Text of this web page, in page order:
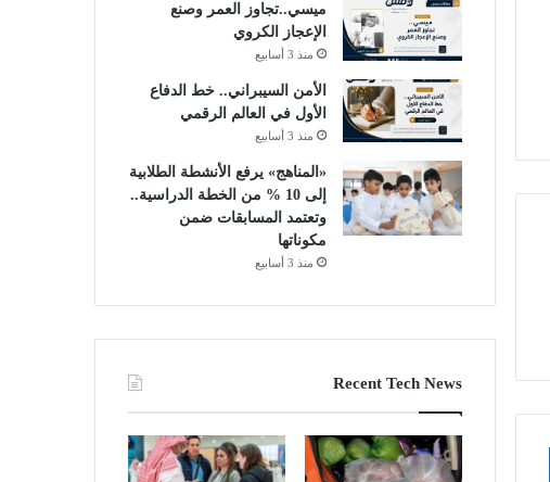
ميسي..تجاوز العمر وصنع
الإعجاز الكروي
منذ 3 أسابيع
الأمن السيبراني.. خط الدفاع
الأول في العالم الرقمي
منذ 3 أسابيع
«المناهج» يرفع الأنشطة الطلابية
إلى 10 % من الخطة الدراسية..
وتعتمد المسابقات ضمن
مكوناتها
منذ 3 أسابيع
Recent Tech News